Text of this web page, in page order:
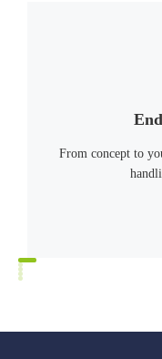
From concept to